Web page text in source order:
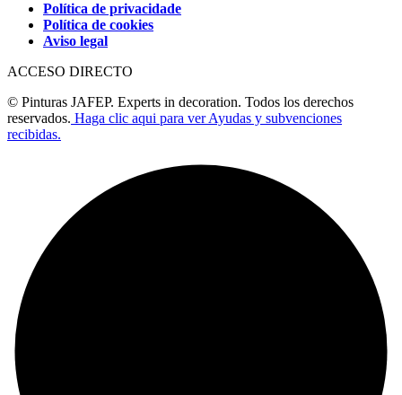
Política de privacidade
Política de cookies
Aviso legal
ACCESO DIRECTO
© Pinturas JAFEP. Experts in decoration. Todos los derechos
reservados. Haga clic aqui para ver Ayudas y subvenciones
recibidas.